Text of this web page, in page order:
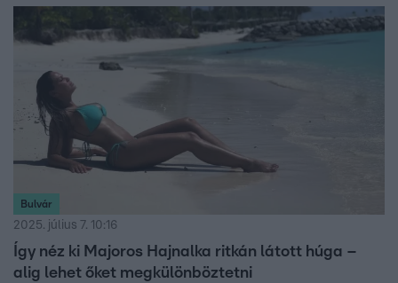
Bulvár
2025. július 7. 10:16
Így néz ki Majoros Hajnalka ritkán látott húga –
alig lehet őket megkülönböztetni